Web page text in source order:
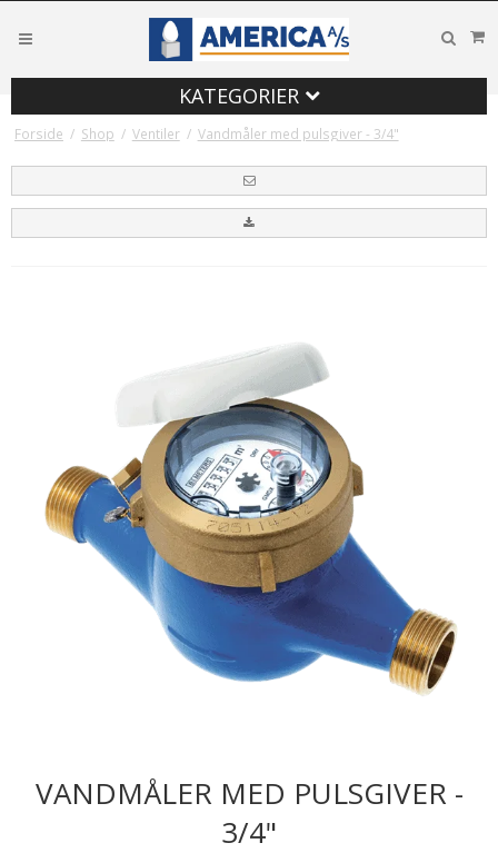
KATEGORIER
Forside / Shop / Ventiler / Vandmåler med pulsgiver - 3/4"
VANDMÅLER MED PULSGIVER -
3/4"